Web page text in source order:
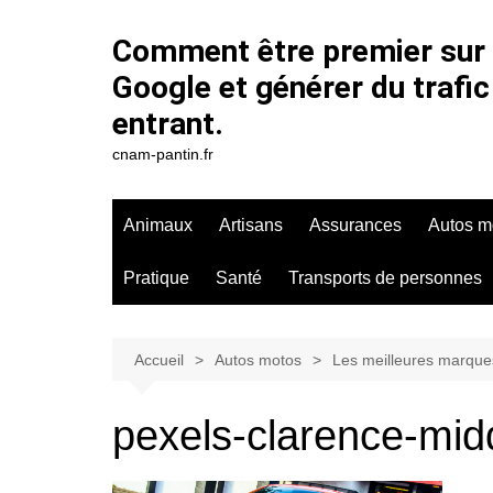
Comment être premier sur
Google et générer du trafic
entrant.
cnam-pantin.fr
Animaux Artisans Assurances Autos
Pratique Santé Transports de personnes
Accueil Autos motos Les meilleures
pexels-clarence-